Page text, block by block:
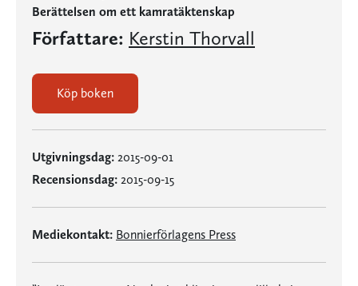
Berättelsen om ett kamratäktenskap
Författare: Kerstin Thorvall
Köp boken
Utgivningsdag: 2015-09-01
Recensionsdag: 2015-09-15
Mediekontakt: Bonnierförlagens Press